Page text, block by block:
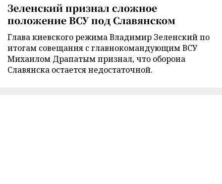
Зеленский признал сложное
положение ВСУ под Славянском
Глава киевского режима Владимир Зеленский по
итогам совещания с главнокомандующим ВСУ
Михаилом Драпатым признал, что оборона
Славянска остается недостаточной.